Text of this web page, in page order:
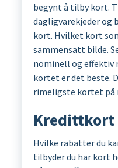
begynt å tilby kort.
dagligvarekjeder og
kort. Hvilket kort
sammensatt bilde.
nominell og effektiv
kortet er det beste.
rimeligste kortet på
Kredittkort
Hvilke rabatter du
tilbyder du har kort